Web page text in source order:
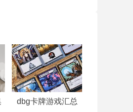
dbg卡牌游戏汇总